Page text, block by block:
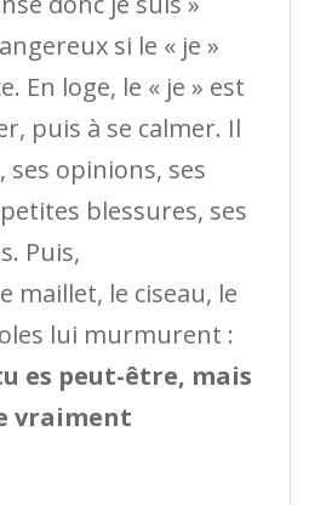
si le « je »
En loge, le « je » est
puis à se calmer. Il
ses opinions, ses
blessures, ses
Puis,
maillet, le ciseau, le
lui murmurent :
es peut-être, mais
vraiment